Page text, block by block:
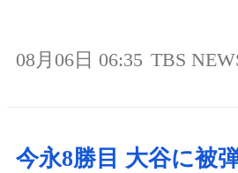
08月06日 06:35 TBS
今永8勝目 大谷に被